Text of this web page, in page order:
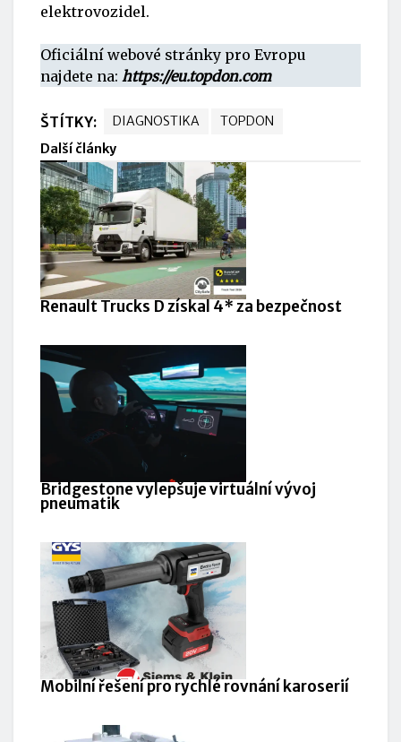
elektrovozidel.
Oficiální webové stránky pro Evropu
najdete na: https://eu.topdon.com
ŠTÍTKY: DIAGNOSTIKA
TOPDON
Další články
Renault Trucks D získal 4* za bezpečnost
Bridgestone vylepšuje virtuální vývoj
pneumatik
Mobilní řešení pro rychlé rovnání karoserií